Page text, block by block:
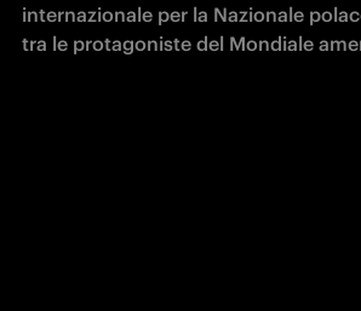
internazionale per la Nazionale
tra le protagoniste del Mondiale